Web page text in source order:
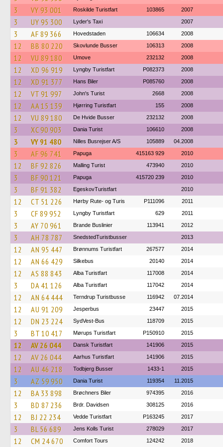
3 VY 93 001 Roskilde Turistfart 103865 2007
3 UY 95 300 Lyder's Taxi 2007
3 AF 89 366 Hovedstaden 106634 2008
12 BB 80 220 Skovlunde Busser 106313 2008
12 VU 89 180 Umove 232132 2008
12 XD 96 919 Lyngby Turistfart P082373 2008
12 XD 91 377 Hans Biler P085760 2008
12 VT 91 997 John's Turist 2668 2008
12 AA 15 139 Hjørring Turistfart 155 2008
12 VU 89 180 De Hvide Busser 232132 2008
3 XC 90 903 Dania Turist 106610 2008
3 VY 91 480 Nilles Busrejser A/S 105889 04.2008
3 AF 96 741 Papuga 415163 929 2010
12 BF 92 826 Malling Turist 473940 2010
3 BF 90 121 Papuga 415720 239 2010
3 BF 91 382 EgeskovTuristfart 2010
12 CT 51 226 Hørby Rute- og Turis P111096 2011
3 CF 89 952 Lyngby Turistfart 629 2011
3 AY 70 961 Brande Buslinier 113941 2012
3 AH 78 787 SnedstedTuristbusser 2013
12 AN 95 447 Brønnums Turistfart 267577 2014
12 AN 66 429 Silkebus 20140 2014
12 AS 88 843 Alba Turistfart 117008 2014
3 DA 41 126 Alba Turistfart 117042 2014
12 AN 64 444 Terndrup Turistbusse 116942 07.2014
12 AU 91 209 Jesperbus 23447 2015
12 DN 23 224 SydVest-Bus 118709 2015
3 BT 10 417 Mørups Turistfart P150910 2015
12 AV 26 044 Dansk Turistfart 141906 2015
12 AV 26 044 Aarhus Turistfart 141906 2015
12 AU 46 218 Todbjerg Busser 1433-1 2015
3 AZ 59 950 Dania Turist 119354 11.2015
12 BA 33 898 Brøchners Biler 974395 2016
3 BD 87 236 Brdr. Davidsen 308125 2016
12 BJ 22 234 Vedde Turistfart P163245 2017
3 BL 56 689 Jens Kolls Turist 278029 2017
12 CM 24 670 Comfort Tours 124242 2018